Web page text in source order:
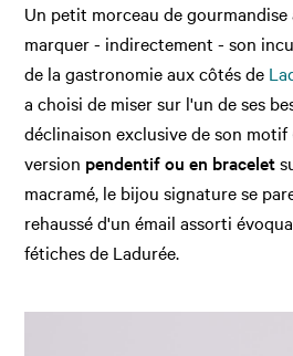
Un petit morceau de
marquer - indirectement - son
de la gastronomie aux côtés de
a choisi de miser sur l'un de ses
déclinaison exclusive de son motif
version pendentif ou en bracelet
macramé, le bijou signature se
rehaussé d'un émail assorti
fétiches de Ladurée.